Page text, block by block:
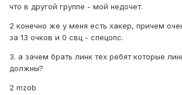
что в другой группе - мой недочет.
2 конечно же у меня есть хакер, причем
за 13 очков и 0 свц - спецопс.
3. а зачем брать линк тех ребят которые
должны?
2 mzob